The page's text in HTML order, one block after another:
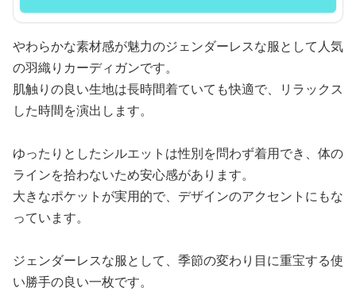
やわらかな素材感が魅力のジェンダーレスな服として人気
の羽織りカーディガンです。
肌触りの良い生地は長時間着ていても快適で、リラックス
した時間を演出します。
ゆったりとしたシルエットは性別を問わず着用でき、体の
ラインを拾わないため安心感があります。
大きなポケットが実用的で、デザインのアクセントにもな
っています。
ジェンダーレスな服として、季節の変わり目に重宝する使
い勝手の良い一枚です。